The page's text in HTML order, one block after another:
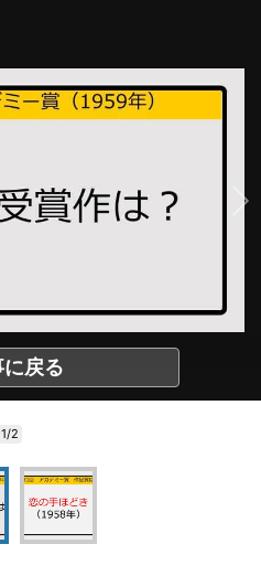
戻る
1/2